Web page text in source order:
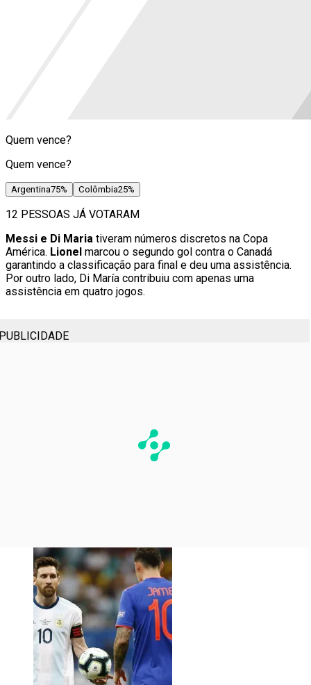
Quem vence?
Quem vence?
Argentina75% Colômbia25%
12 PESSOAS JÁ VOTARAM
Messi e Di Maria tiveram números discretos na Copa
América. Lionel marcou o segundo gol contra o Canadá
garantindo a classificação para final e deu uma assistência.
Por outro lado, Di María contribuiu com apenas uma
assistência em quatro jogos.